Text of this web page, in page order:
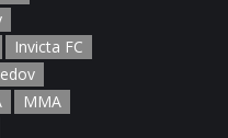
Invicta FC
MMA